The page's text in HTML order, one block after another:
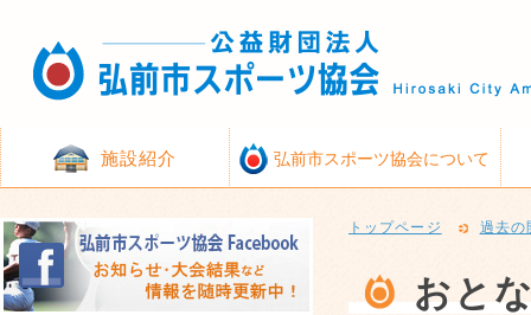
施設紹介 弘前市スポーツ協会について
トップページ 過去の
おと